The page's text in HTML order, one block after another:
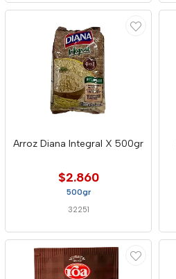
Arroz Diana Integral X 500gr
$2.860
500gr
32251